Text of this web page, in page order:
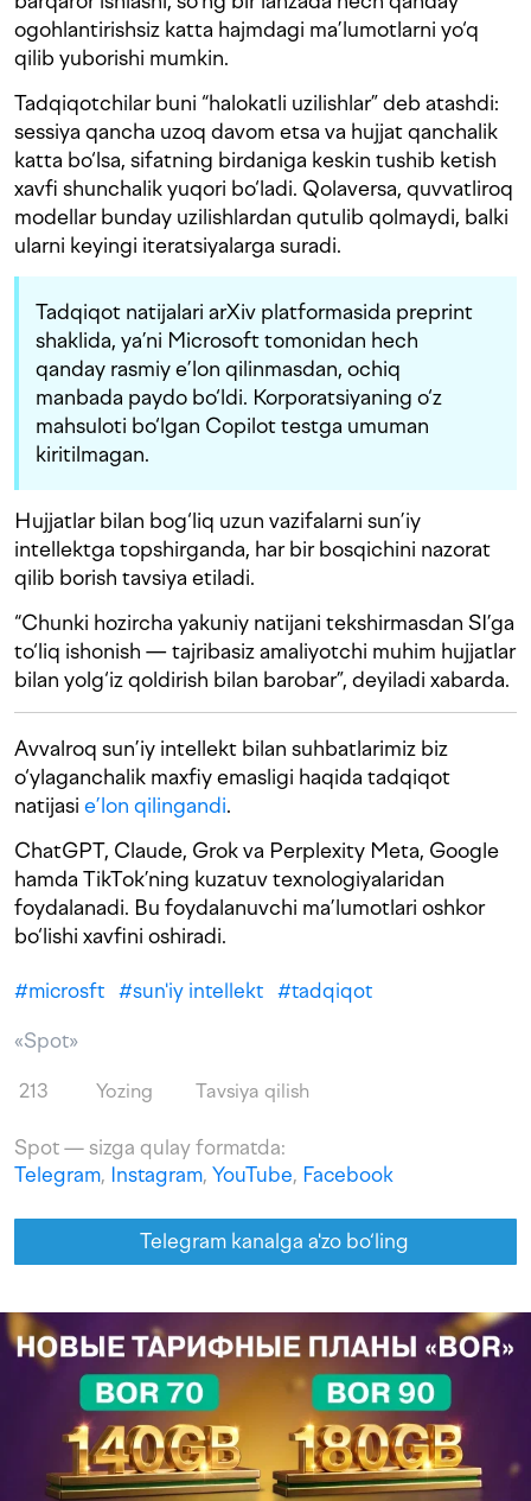
ogohlantirishsiz katta hajmdagi ma’lumotlarni yo‘q
qilib yuborishi mumkin.
Tadqiqotchilar buni “halokatli uzilishlar” deb atashdi:
sessiya qancha uzoq davom etsa va hujjat qanchalik
katta bo‘lsa, sifatning birdaniga keskin tushib ketish
xavfi shunchalik yuqori bo‘ladi. Qolaversa, quvvatliroq
modellar bunday uzilishlardan qutulib qolmaydi, balki
ularni keyingi iteratsiyalarga suradi.
Tadqiqot natijalari arXiv platformasida preprint
shaklida, ya’ni Microsoft tomonidan hech
qanday rasmiy e’lon qilinmasdan, ochiq
manbada paydo bo‘ldi. Korporatsiyaning o‘z
mahsuloti bo‘lgan Copilot testga umuman
kiritilmagan.
Hujjatlar bilan bog‘liq uzun vazifalarni sun’iy
intellektga topshirganda, har bir bosqichini nazorat
qilib borish tavsiya etiladi.
“Chunki hozircha yakuniy natijani tekshirmasdan SI’ga
to‘liq ishonish — tajribasiz amaliyotchi muhim hujjatlar
bilan yolg‘iz qoldirish bilan barobar”, deyiladi xabarda.
Avvalroq sun’iy intellekt bilan suhbatlarimiz biz
o‘ylaganchalik maxfiy emasligi haqida tadqiqot
natijasi e’lon qilingandi.
ChatGPT, Claude, Grok va Perplexity Meta, Google
hamda TikTok’ning kuzatuv texnologiyalaridan
foydalanadi. Bu foydalanuvchi ma’lumotlari oshkor
bo‘lishi xavfini oshiradi.
#microsft #sun'iy intellekt #tadqiqot
«Spot»
213 Yozing Tavsiya qilish
Spot — sizga qulay formatda:
Telegram, Instagram, YouTube, Facebook
Telegram kanalga a'zo bo‘ling